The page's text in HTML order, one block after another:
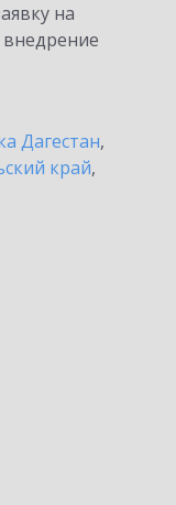
на
Дагестан,
край,